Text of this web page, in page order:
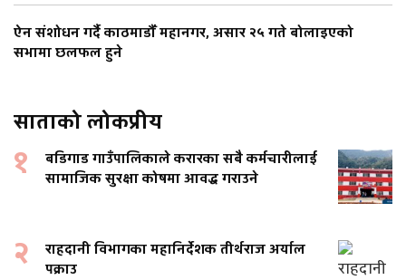
ऐन संशोधन गर्दै काठमाडौँ महानगर, असार २५ गते बोलाइएको
सभामा छलफल हुने
साताको लोकप्रीय
१
बडिगाड गाउँपालिकाले करारका सबै कर्मचारीलाई
सामाजिक सुरक्षा कोषमा आवद्ध गराउने
२
राहदानी विभागका महानिर्देशक तीर्थराज अर्याल
पक्राउ